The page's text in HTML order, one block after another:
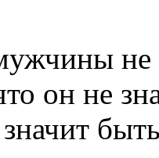
он не